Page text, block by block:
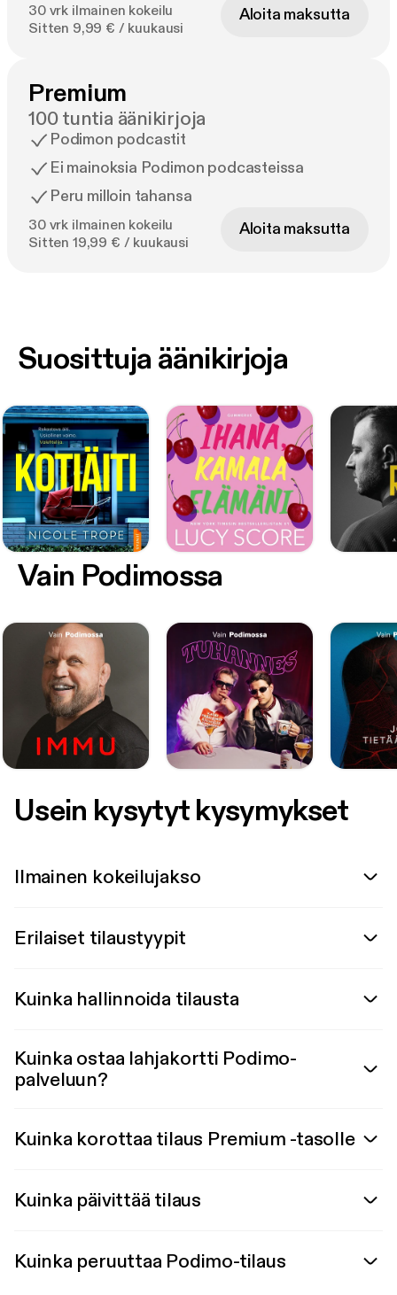
30 vrk ilmainen kokeilu
Sitten 9,99 € / kuukausi
Aloita maksutta
Premium
100 tuntia äänikirjoja
Podimon podcastit
Ei mainoksia Podimon podcasteissa
Peru milloin tahansa
30 vrk ilmainen kokeilu
Sitten 19,99 € / kuukausi
Aloita maksutta
Vain Podimossa
Suosittuja äänikirjoja
Usein kysytyt kysymykset
Ilmainen kokeilujakso
Erilaiset tilaustyypit
Kuinka hallinnoida tilausta
Kuinka ostaa lahjakortti Podimo-
palveluun?
Kuinka korottaa tilaus Premium -tasolle
Kuinka päivittää tilaus
Kuinka peruuttaa Podimo-tilaus